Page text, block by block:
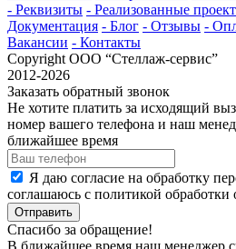
- Реквизиты - Реализованные
Документация - Блог - Отзывы -
Вакансии - Контакты
Copyright ООО “Стeллаж-сервис”
2012-2026
Заказать обратный звонок
Не хотите платить за исходящий
номер вашего телефона и наш
ближайшее время
Я даю согласие на обработку
соглашаюсь с политикой обработки
Отправить
Спасибо за обращение!
В ближайшее время наш менеджер